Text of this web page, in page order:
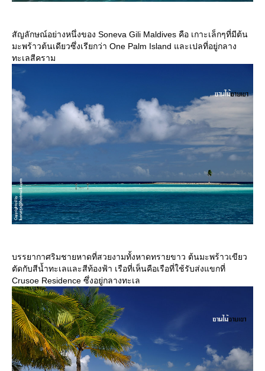
สัญลักษณ์อย่างหนึ่งของ Soneva Gili Maldives คือ เกาะเล็กๆที่มีต้น
มะพร้าวต้นเดียวซึ่งเรียกว่า One Palm Island และเปลที่อยู่กลาง
ทะเลสีคราม
บรรยากาศริมชายหาดที่สวยงามทั้งหาดทรายขาว ต้นมะพร้าวเขียว
ตัดกับสีน้ำทะเลและสีท้องฟ้า เรือที่เห็นคือเรือที่ใช้รับส่งแขกที่
Crusoe Residence ซึ่งอยู่กลางทะเล